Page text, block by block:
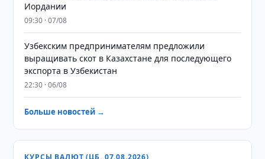
Иордании
09:30 · 07/08
Узбекским предпринимателям предложили
выращивать скот в Казахстане для последующего
экспорта в Узбекистан
22:30 · 06/08
Больше новостей →
КУРСЫ ВАЛЮТ (ЦБ, 07.08.2026)